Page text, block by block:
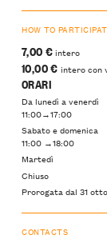
HOW TO
7,00 €intero
10,00 € intero con
ORARI
Da lunedì a venerdì
11:00→17:00
Sabato e domenica
11:00 →18:00
Martedì
Chiuso
Prorogata dal 31
CONTACTS